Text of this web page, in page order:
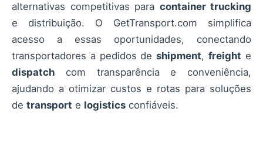
alternativas competitivas para container trucking
e distribuição. O GetTransport.com simplifica
acesso a essas oportunidades, conectando
transportadores a pedidos deshipment,freight e
dispatch com transparência e conveniência,
ajudando a otimizar custos e rotas para soluções
de transport e logistics confiáveis.